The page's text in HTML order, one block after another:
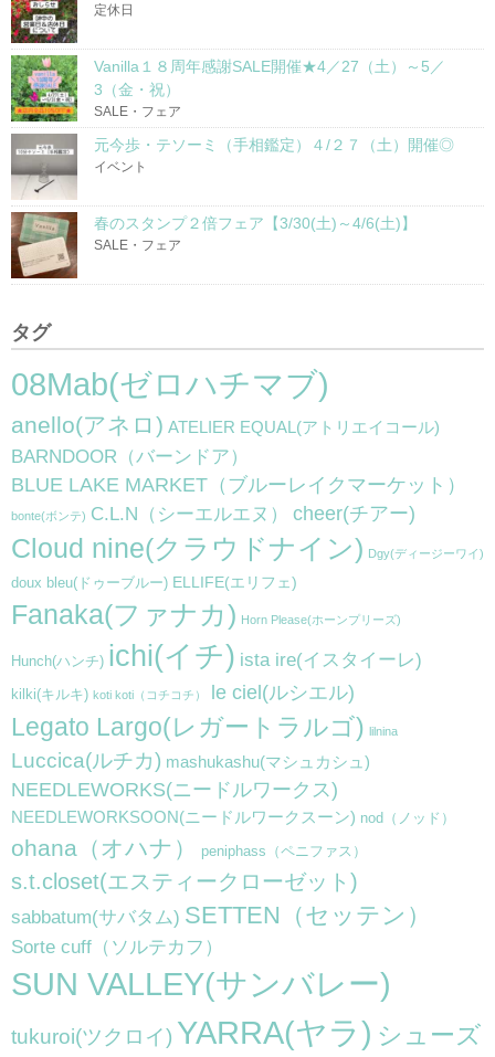
定休日
Vanilla１８周年感謝SALE開催★4／27（土）～5／
3（金・祝）
SALE・フェア
元今歩・テソーミ（手相鑑定）４/２７（土）開催◎
イベント
春のスタンプ２倍フェア【3/30(土)～4/6(土)】
SALE・フェア
タグ
08Mab(ゼロハチマブ)
anello(アネロ) ATELIER EQUAL(アトリエイコール)
BARNDOOR（バーンドア）
BLUE LAKE MARKET（ブルーレイクマーケット）
bonte(ボンテ) C.L.N（シーエルエヌ） cheer(チアー)
Cloud nine(クラウドナイン) Dgy(ディージーワイ)
doux bleu(ドゥーブルー) ELLIFE(エリフェ)
Fanaka(ファナカ) Horn Please(ホーンプリーズ)
Hunch(ハンチ) ichi(イチ) ista ire(イスタイーレ)
kilki(キルキ) koti koti（コチコチ） le ciel(ルシエル)
Legato Largo(レガートラルゴ) lilnina
Luccica(ルチカ) mashukashu(マシュカシュ)
NEEDLEWORKS(ニードルワークス)
NEEDLEWORKSOON(ニードルワークスーン) nod（ノッド）
ohana（オハナ） peniphass（ペニファス）
s.t.closet(エスティークローゼット)
sabbatum(サバタム) SETTEN（セッテン）
Sorte cuff（ソルテカフ）
SUN VALLEY(サンバレー)
tukuroi(ツクロイ) YARRA(ヤラ) シューズ